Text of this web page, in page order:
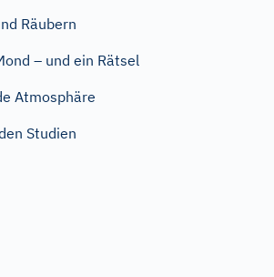
Räubern
– und ein Rätsel
Atmosphäre
Studien